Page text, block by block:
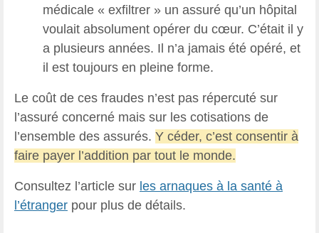
médicale « exfiltrer » un assuré qu’un hôpital
voulait absolument opérer du cœur. C’était il y
a plusieurs années. Il n’a jamais été opéré, et
il est toujours en pleine forme.
Le coût de ces fraudes n’est pas répercuté sur
l’assuré concerné mais sur les cotisations de
l’ensemble des assurés. Y céder, c’est consentir à
faire payer l’addition par tout le monde.
Consultez l’article sur les arnaques à la santé à
l’étranger pour plus de détails.